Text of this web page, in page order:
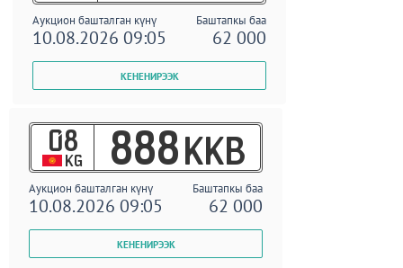
Аукцион башталган күнү Баштапкы баа
10.08.2026 09:05 62 000
08
KG 888 KKB
Аукцион башталган күнү Баштапкы баа
10.08.2026 09:05 62 000